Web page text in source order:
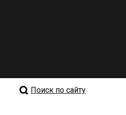
Поиск по сайту